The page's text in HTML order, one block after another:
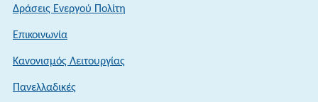
Δράσεις Ενεργού Πολίτη
Επικοινωνία
Κανονισμός Λειτουργίας
Πανελλαδικές